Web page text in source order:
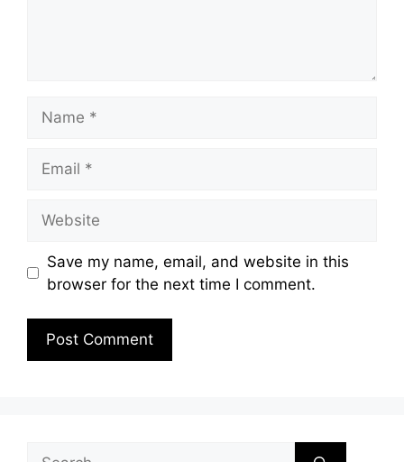
Save my name, email, and website in this
browser for the next time I comment.
Search